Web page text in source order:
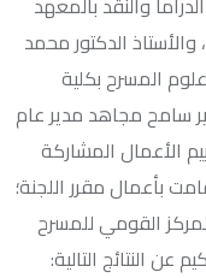
محمد
مدير عام
مقرر اللجنة؛
للمسرح